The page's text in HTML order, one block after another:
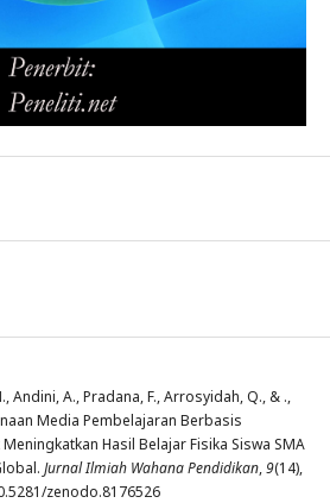
Andini, A., Pradana, F., Arrosyidah, Q., & .,
Media Pembelajaran Berbasis
Hasil Belajar Fisika Siswa SMA
Jurnal Ilmiah Wahana Pendidikan,9(14),
zenodo.8176526